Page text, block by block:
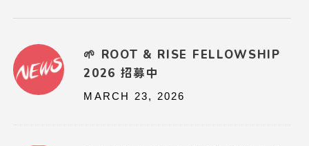
🌱 ROOT & RISE FELLOWSHIP
2026 招募中
MARCH 23, 2026